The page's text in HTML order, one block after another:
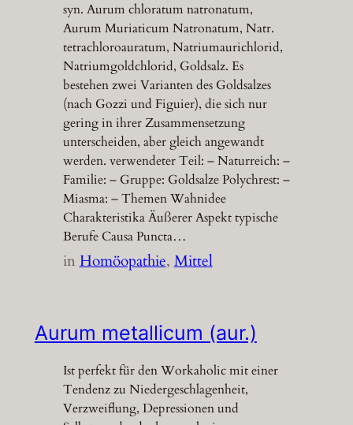
syn. Aurum chloratum natronatum,
Aurum Muriaticum Natronatum, Natr.
tetrachloroauratum, Natriumaurichlorid,
Natriumgoldchlorid, Goldsalz. Es
bestehen zwei Varianten des Goldsalzes
(nach Gozzi und Figuier), die sich nur
gering in ihrer Zusammensetzung
unterscheiden, aber gleich angewandt
werden. verwendeter Teil: – Naturreich: –
Familie: – Gruppe: Goldsalze Polychrest: –
Miasma: – Themen Wahnidee
Charakteristika Äußerer Aspekt typische
Berufe Causa Puncta…
inHomöopathie, Mittel
Aurum metallicum (aur.)
Ist perfekt für den Workaholic mit einer
Tendenz zu Niedergeschlagenheit,
Verzweiflung, Depressionen und